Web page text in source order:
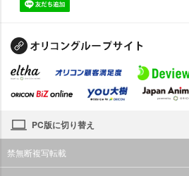
PC版に切り替え
禁無断複写転載